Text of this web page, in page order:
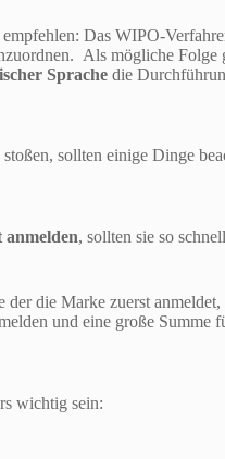
Das WIPO-
Als mögliche
Sprache die
sollten einige Dinge
anmelden, sollten sie so
der die Marke zuerst
und eine große
wichtig sein: